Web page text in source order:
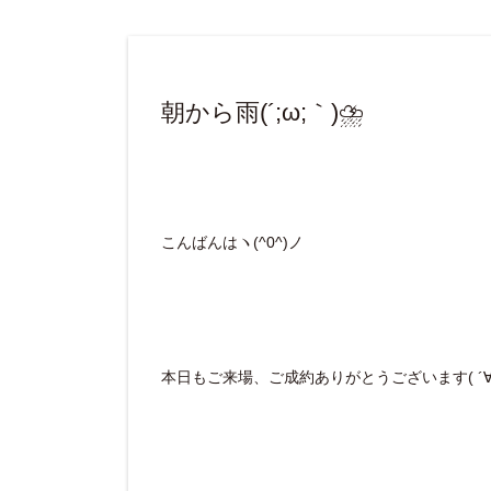
朝から雨(´;ω;｀)⛈
こんばんはヽ(^0^)ノ
本日もご来場、ご成約ありがとうございます(